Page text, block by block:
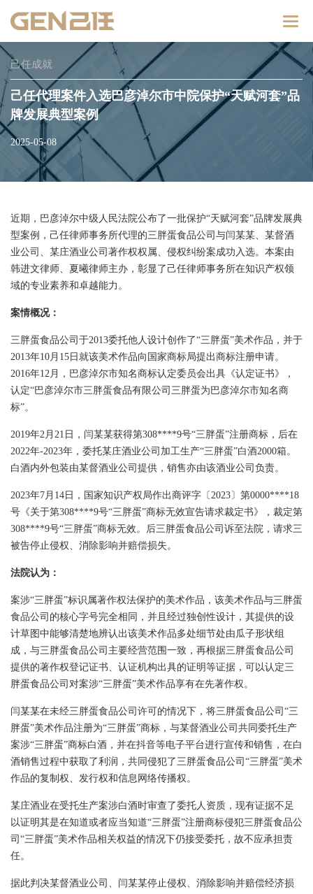
己任成就
己任代理案件入选巴彦淖尔市中院保护“天赋河套”品
牌发展典型案例
2025-05-08
近期，巴彦淖尔中级人民法院公布了一批保护“天赋河套”品牌发展典
型案例，己任律师事务所代理的三胖蛋食品公司与闫某某、某督酒
业公司、某庄酒业公司著作权权属、侵权纠纷案成功入选。本案由
韩进文律师、夏曦律师主办，彰显了己任律师事务所在知识产权领
域的专业素养和卓越能力。
案情概况：
三胖蛋食品公司于2013委托他人设计创作了“三胖蛋”美术作品，并于
2013年10月15日就该美术作品向国家商标局提出商标注册申请。
2016年12月，巴彦淖尔市知名商标认定委员会出具《认定证书》，
认定“巴彦淖尔市三胖蛋食品有限公司三胖蛋为巴彦淖尔市知名商
标”。
2019年2月21日，闫某某获得第308****9号“三胖蛋”注册商标，后在
2022年-2023年，委托某庄酒业公司加工生产“三胖蛋”白酒2000箱。
白酒内外包装由某督酒业公司提供，销售亦由该酒业公司负责。
2023年7月14日，国家知识产权局作出商评字〔2023〕第0000****18
号《关于第308****9号“三胖蛋”商标无效宣告请求裁定书》，裁定第
308****9号“三胖蛋”商标无效。后三胖蛋食品公司诉至法院，请求三
被告停止侵权、消除影响并赔偿损失。
法院认为：
案涉“三胖蛋”标识属著作权法保护的美术作品，该美术作品与三胖蛋
食品公司的核心字号完全相同，并且经过独创性设计，其提供的设
计草图中能够清楚地辨认出该美术作品多处细节处由瓜子形状组
成，与三胖蛋食品公司主要经营范围一致，再根据三胖蛋食品公司
提供的著作权登记证书、认证机构出具的证明等证据，可以认定三
胖蛋食品公司对案涉“三胖蛋”美术作品享有在先著作权。
闫某某在未经三胖蛋食品公司许可的情况下，将三胖蛋食品公司“三
胖蛋”美术作品注册为“三胖蛋”商标，与某督酒业公司共同委托生产
案涉“三胖蛋”商标白酒，并在抖音等电子平台进行宣传和销售，在白
酒销售过程中获取了利润，共同侵犯了三胖蛋食品公司“三胖蛋”美术
作品的复制权、发行权和信息网络传播权。
某庄酒业在受托生产案涉白酒时审查了委托人资质，现有证据不足
以证明其是在知道或者应当知道“三胖蛋”注册商标侵犯三胖蛋食品公
司“三胖蛋”美术作品相关权益的情况下仍接受委托，故不应承担责
任。
据此判决某督酒业公司、闫某某停止侵权、消除影响并赔偿经济损